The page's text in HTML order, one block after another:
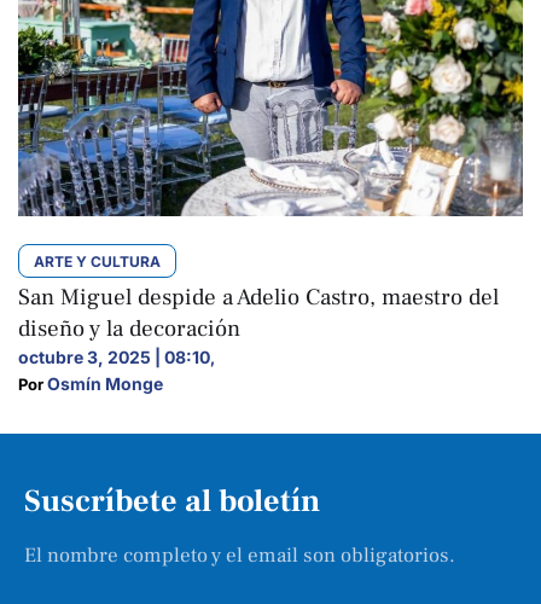
ARTE Y CULTURA
San Miguel despide a Adelio Castro, maestro del
diseño y la decoración
octubre 3, 2025 | 08:10,
Por Osmín Monge
Suscríbete al boletín
El nombre completo y el email son obligatorios.